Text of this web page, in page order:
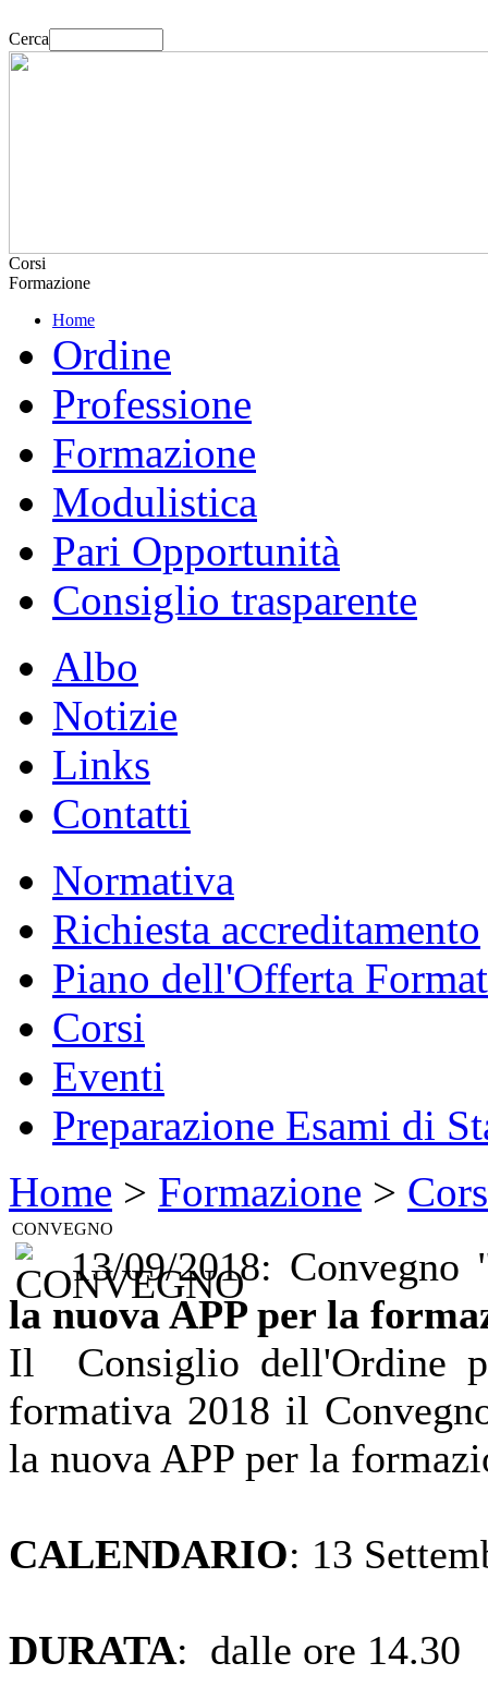
Cerca
Corsi
Formazione
Home
Ordine
Professione
Formazione
Modulistica
Pari Opportunità
Consiglio trasparente
Albo
Notizie
Links
Contatti
Normativa
Richiesta accreditamento
Piano dell'Offerta
Corsi
Eventi
Preparazione Esami di
Home > Formazione >
CONVEGNO
13/09/2018: Convegno
la nuova APP per la
Il Consiglio dell'Ordine
formativa 2018 il
la nuova APP per la
CALENDARIO: 13
DURATA: dalle ore